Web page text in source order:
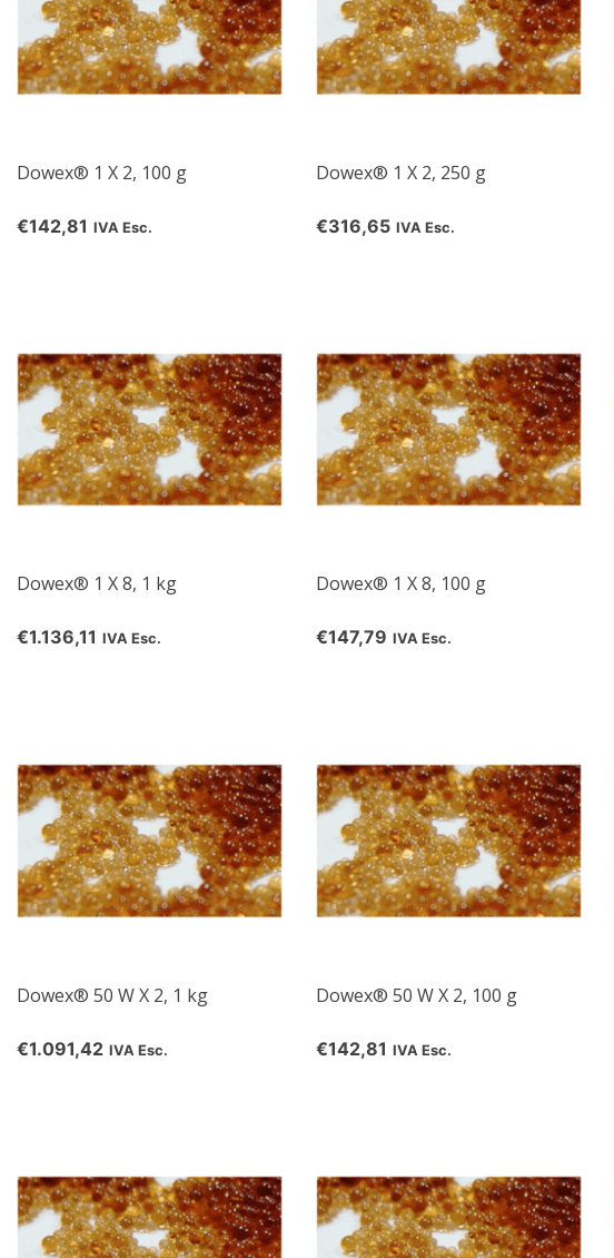
Dowex® 1 X 2, 100 g
€142,81 IVA Esc.
Dowex® 1 X 2, 250 g
€316,65 IVA Esc.
Dowex® 1 X 8, 1 kg
€1.136,11 IVA Esc.
Dowex® 1 X 8, 100 g
€147,79 IVA Esc.
Dowex® 50 W X 2, 1 kg
€1.091,42 IVA Esc.
Dowex® 50 W X 2, 100 g
€142,81 IVA Esc.